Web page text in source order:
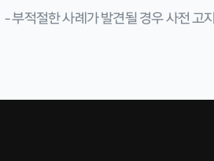
– 부적절한 사례가 발견될 경우 사전 고